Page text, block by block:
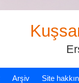
Arşiv Site